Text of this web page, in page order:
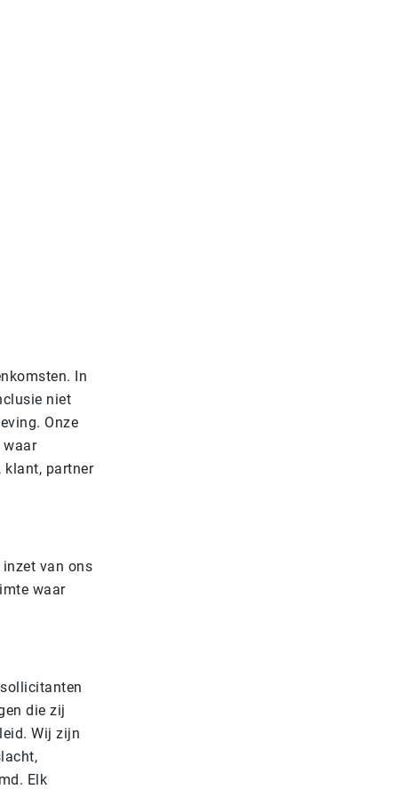
In
niet
Onze
waar
klant, partner
van ons
waar
die zij
Wij zijn
Elk